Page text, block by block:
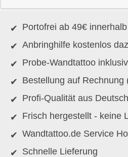
Portofrei ab 49€
Anbringhilfe kostenlos
Probe-Wandtattoo
Bestellung auf Rechnung
Profi-Qualität aus
Frisch hergestellt - keine
Wandtattoo.de Service
Schnelle Lieferung